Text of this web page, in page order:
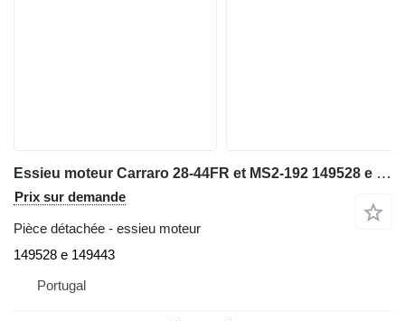
Essieu moteur Carraro 28-44FR et MS2-192 149528 e 149443 pour matériel de TP Komatsu pour pièces détachées
Prix sur demande
Pièce détachée - essieu moteur
149528 e 149443
Portugal